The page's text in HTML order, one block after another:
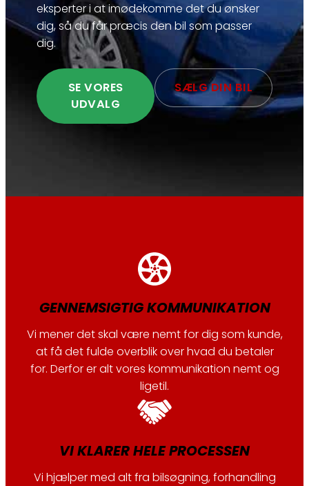
eksperter i at imødekomme det du ønsker
dig, så du får præcis den bil som passer
dig.
SE VORES
UDVALG
SÆLG DIN BIL
GENNEMSIGTIG KOMMUNIKATION
Vi mener det skal være nemt for dig som kunde,
at få det fulde overblik over hvad du betaler
for. Derfor er alt vores kommunikation nemt og
ligetil.
VI KLARER HELE PROCESSEN
Vi hjælper med alt fra bilsøgning, forhandling